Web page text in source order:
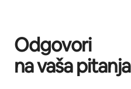
Odgovori
na vaša pitanja